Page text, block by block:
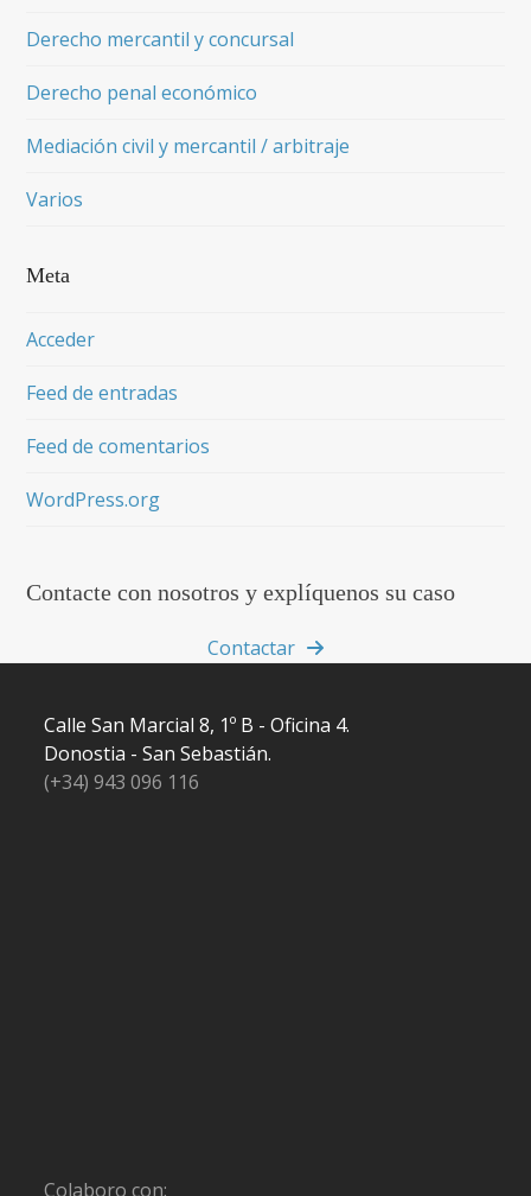
Derecho mercantil y concursal
Derecho penal económico
Mediación civil y mercantil / arbitraje
Varios
Meta
Acceder
Feed de entradas
Feed de comentarios
WordPress.org
Contacte con nosotros y explíquenos su caso
Contactar
Calle San Marcial 8, 1º B - Oficina 4.
Donostia - San Sebastián.
(+34) 943 096 116
Colaboro con: